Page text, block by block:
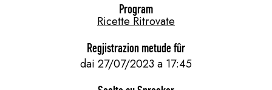
Program
Ricette Ritrovate
Regjistrazion metude fûr
dai 27/07/2023 a 17:45